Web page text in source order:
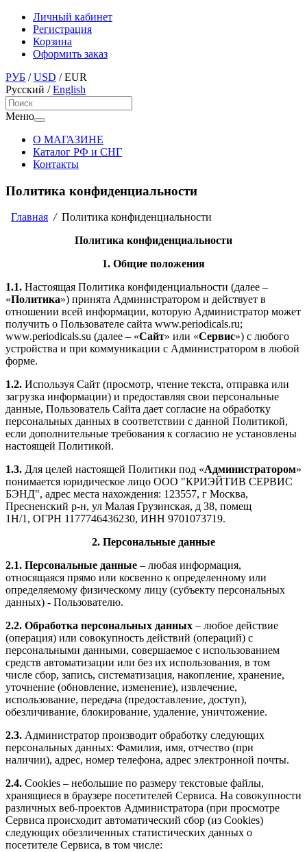
Личный кабинет
Регистрация
Корзина
Оформить заказ
РУБ /USD /EUR
Русский /English
Меню
О МАГАЗИНЕ
Каталог РФ и СНГ
Контакты
Политика конфиденциальности
Главная /Политика конфиденциальности
Политика конфиденциальности
1. Общие положения
1.1. Настоящая Политика конфиденциальности (далее –
«Политика») принята Администратором и действует в
отношении всей информации, которую Администратор может
получить о Пользователе сайта www.periodicals.ru;
www.periodicals.su (далее – «Сайт» или «Сервис») с любого
устройства и при коммуникации с Администратором в любой
форме.
1.2. Используя Cайт (просмотр, чтение текста, отправка или
загрузка информации) и предоставляя свои персональные
данные, Пользователь Сайта дает согласие на обработку
персональных данных в соответствии с данной Политикой,
если дополнительные требования к согласию не установлены
настоящей Политикой.
1.3. Для целей настоящей Политики под «Администратором»
понимается юридическое лицо ООО "КРИЭЙТИВ СЕРВИС
БЭНД", адрес места нахождения: 123557, г Москва,
Пресненский р-н, ул Малая Грузинская, д 38, помещ
1Н/1, ОГРН 1177746436230, ИНН 9701073719.
2. Персональные данные
2.1. Персональные данные – любая информация,
относящаяся прямо или косвенно к определенному или
определяемому физическому лицу (субъекту персональных
данных) - Пользователю.
2.2. Обработка персональных данных – любое действие
(операция) или совокупность действий (операций) с
персональными данными, совершаемое с использованием
средств автоматизации или без их использования, в том
числе сбор, запись, систематизация, накопление, хранение,
уточнение (обновление, изменение), извлечение,
использование, передача (предоставление, доступ),
обезличивание, блокирование, удаление, уничтожение.
2.3. Администратор производит обработку следующих
персональных данных: Фамилия, имя, отчество (при
наличии), адрес, номер телефона, адрес электронной почты.
2.4. Cookies – небольшие по размеру текстовые файлы,
хранящиеся в браузере посетителей Сервиса. На совокупности
различных веб-проектов Администратора (при просмотре
Сервиса происходит автоматический сбор (из Cookies)
следующих обезличенных статистических данных о
посетителе Сервиса, в том числе: